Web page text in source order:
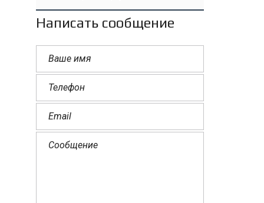
Написать сообщение